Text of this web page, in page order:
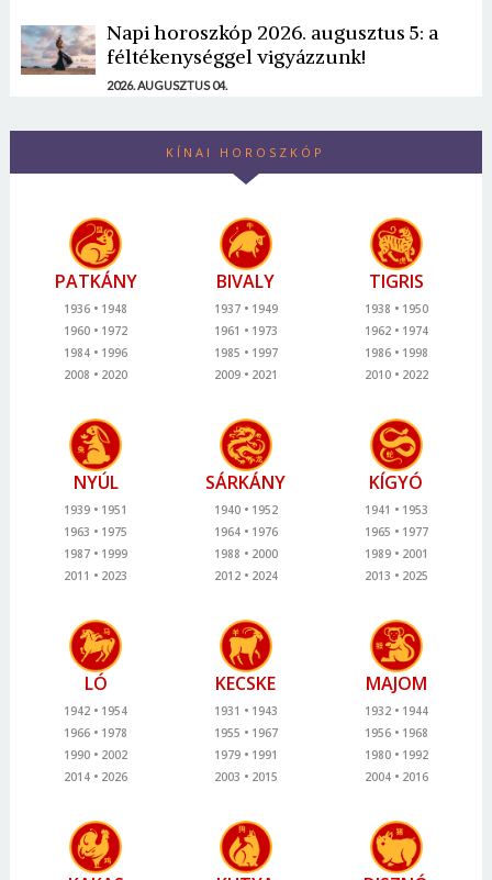
Napi horoszkóp 2026. augusztus 5: a
féltékenységgel vigyázzunk!
2026. AUGUSZTUS 04.
KÍNAI HOROSZKÓP
PATKÁNY
1936
1948
1960
1972
1984
1996
2008
2020
BIVALY
1937
1949
1961
1973
1985
1997
2009
2021
TIGRIS
1938
1950
1962
1974
1986
1998
2010
2022
NYÚL
1939
1951
1963
1975
1987
1999
2011
2023
SÁRKÁNY
1940
1952
1964
1976
1988
2000
2012
2024
KÍGYÓ
1941
1953
1965
1977
1989
2001
2013
2025
LÓ
1942
1954
1966
1978
1990
2002
2014
2026
KECSKE
1931
1943
1955
1967
1979
1991
2003
2015
MAJOM
1932
1944
1956
1968
1980
1992
2004
2016